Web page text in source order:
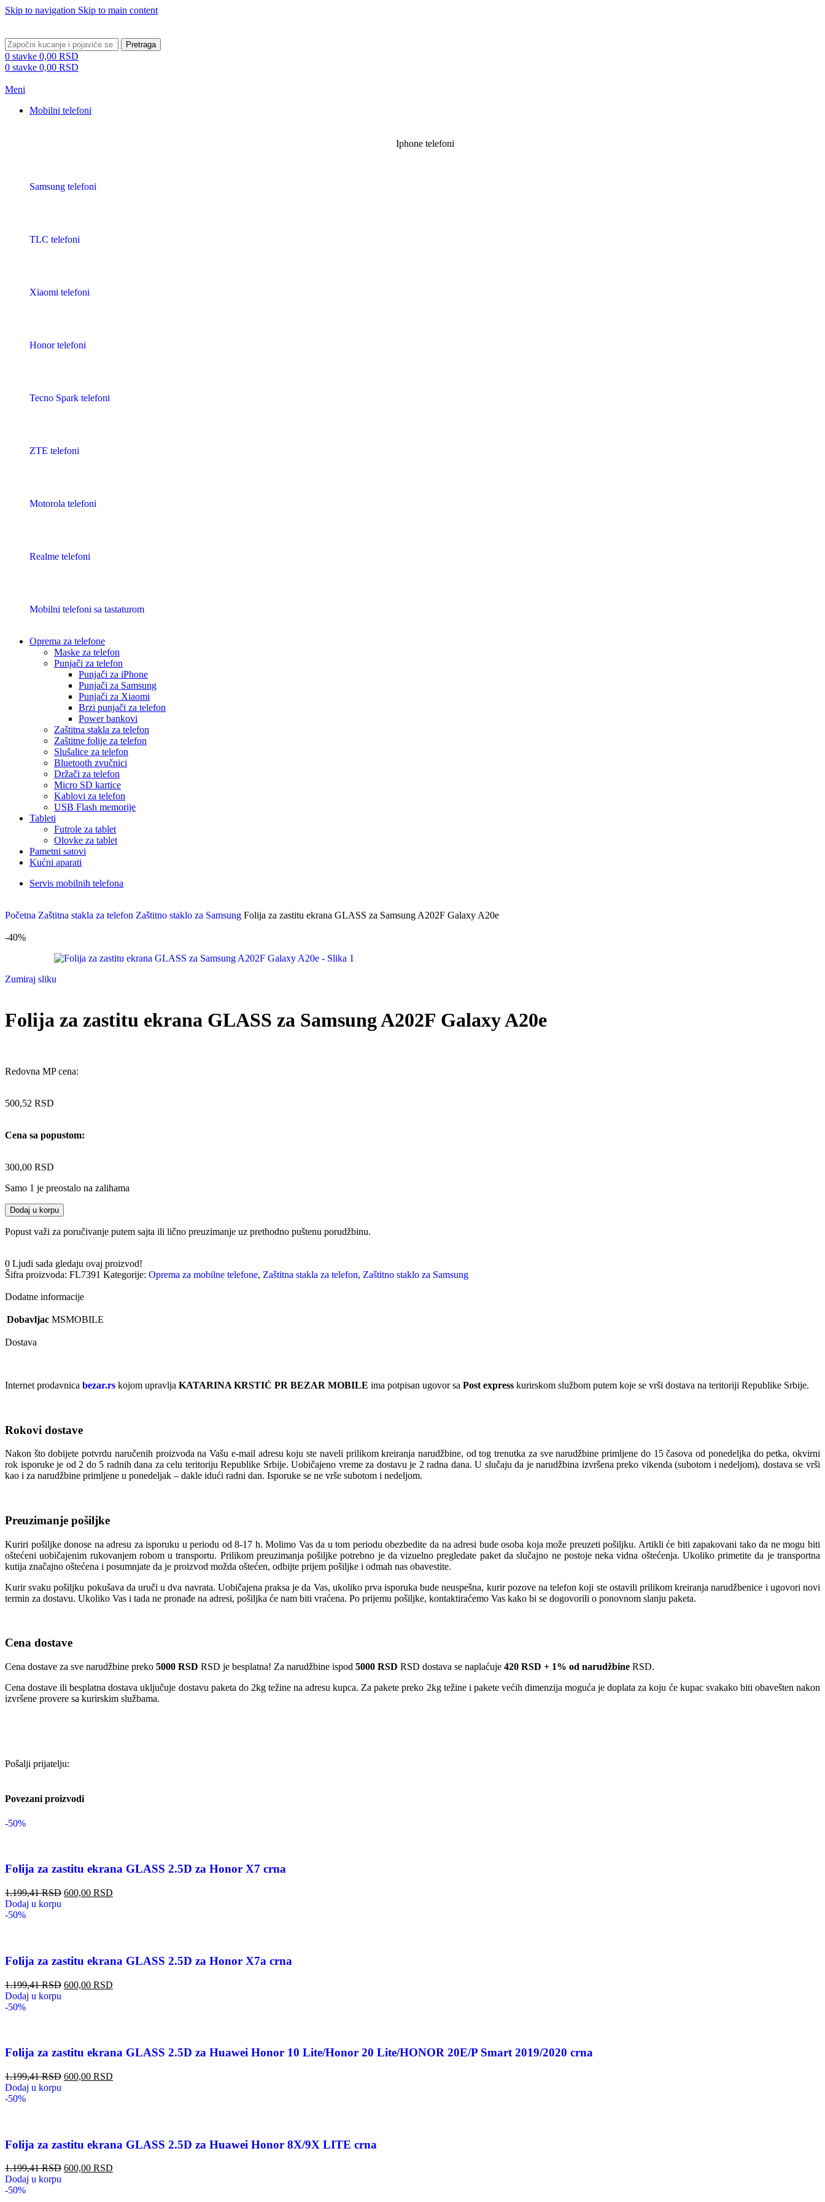
Skip to navigation Skip to main content
Pretraga
0 stavke 0,00 RSD
0 stavke 0,00 RSD
Meni
Mobilni telefoni
Iphone telefoni
Samsung telefoni
TLC telefoni
Xiaomi telefoni
Honor telefoni
Tecno Spark telefoni
ZTE telefoni
Motorola telefoni
Realme telefoni
Mobilni telefoni sa tastaturom
Oprema za telefone
Maske za telefon
Punjači za telefon
Punjači za iPhone
Punjači za Samsung
Punjači za Xiaomi
Brzi punjači za telefon
Power bankovi
Zaštitna stakla za telefon
Zaštitne folije za telefon
Slušalice za telefon
Bluetooth zvučnici
Držači za telefon
Micro SD kartice
Kablovi za telefon
USB Flash memorije
Tableti
Futrole za tablet
Olovke za tablet
Pametni satovi
Kućni aparati
Servis mobilnih telefona
Početna Zaštitna stakla za telefon Zaštitno staklo za Samsung Folija za zastitu ekrana GLASS za Samsung A202F Galaxy A20e
-40%
Zumiraj sliku
Folija za zastitu ekrana GLASS za Samsung A202F Galaxy A20e
Redovna MP cena:
500,52 RSD
Cena sa popustom:
300,00 RSD
Samo 1 je preostalo na zalihama
Dodaj u korpu
Popust važi za poručivanje putem sajta ili lično preuzimanje uz prethodno puštenu porudžbinu.
0 Ljudi sada gledaju ovaj proizvod!
Šifra proizvoda: FL7391 Kategorije: Oprema za mobilne telefone, Zaštitna stakla za telefon, Zaštitno staklo za Samsung
Dodatne informacije
Dobavljac MSMOBILE
Dostava
Internet prodavnica bezar.rs kojom upravlja KATARINA KRSTIĆ PR BEZAR MOBILE ima potpisan ugovor sa Post express kurirskom službom putem koje se vrši dostava na teritoriji Republike Srbije.
Rokovi dostave
Nakon što dobijete potvrdu naručenih proizvoda na Vašu e-mail adresu koju ste naveli prilikom kreiranja narudžbine, od tog trenutka za sve narudžbine primljene do 15 časova od ponedeljka do petka, okvirni
rok isporuke je od 2 do 5 radnih dana za celu teritoriju Republike Srbije. Uobičajeno vreme za dostavu je 2 radna dana. U slučaju da je narudžbina izvršena preko vikenda (subotom i nedeljom), dostava se vrši
kao i za narudžbine primljene u ponedeljak – dakle idući radni dan. Isporuke se ne vrše subotom i nedeljom.
Preuzimanje pošiljke
Kuriri pošiljke donose na adresu za isporuku u periodu od 8-17 h. Molimo Vas da u tom periodu obezbedite da na adresi bude osoba koja može preuzeti pošiljku. Artikli će biti zapakovani tako da ne mogu biti
oštećeni uobičajenim rukovanjem robom u transportu. Prilikom preuzimanja pošiljke potrebno je da vizuelno pregledate paket da slučajno ne postoje neka vidna oštećenja. Ukoliko primetite da je transportna
kutija značajno oštećena i posumnjate da je proizvod možda oštećen, odbijte prijem pošiljke i odmah nas obavestite.
Kurir svaku pošiljku pokušava da uruči u dva navrata. Uobičajena praksa je da Vas, ukoliko prva isporuka bude neuspešna, kurir pozove na telefon koji ste ostavili prilikom kreiranja narudžbenice i ugovori novi
termin za dostavu. Ukoliko Vas i tada ne pronađe na adresi, pošiljka će nam biti vraćena. Po prijemu pošiljke, kontaktiraćemo Vas kako bi se dogovorili o ponovnom slanju paketa.
Cena dostave
Cena dostave za sve narudžbine preko 5000 RSD RSD je besplatna! Za narudžbine ispod 5000 RSD RSD dostava se naplaćuje 420 RSD + 1% od narudžbine RSD.
Cena dostave ili besplatna dostava uključuje dostavu paketa do 2kg težine na adresu kupca. Za pakete preko 2kg težine i pakete većih dimenzija moguća je doplata za koju će kupac svakako biti obavešten nakon
izvršene provere sa kurirskim službama.
Pošalji prijatelju:
Povezani proizvodi
-50%
Folija za zastitu ekrana GLASS 2.5D za Honor X7 crna
1.199,41RSD 600,00 RSD
Dodaj u korpu
-50%
Folija za zastitu ekrana GLASS 2.5D za Honor X7a crna
1.199,41RSD 600,00 RSD
Dodaj u korpu
-50%
Folija za zastitu ekrana GLASS 2.5D za Huawei Honor 10 Lite/Honor 20 Lite/HONOR 20E/P Smart 2019/2020 crna
1.199,41RSD 600,00 RSD
Dodaj u korpu
-50%
Folija za zastitu ekrana GLASS 2.5D za Huawei Honor 8X/9X LITE crna
1.199,41RSD 600,00 RSD
Dodaj u korpu
-50%